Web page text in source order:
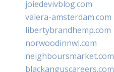
joiedevivblog.com
valera-amsterdam.com
libertybrandhemp.com
norwoodinnwi.com
neighboursmarket.com
blackanguscareers.com